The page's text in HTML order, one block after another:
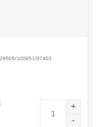
100851/97403